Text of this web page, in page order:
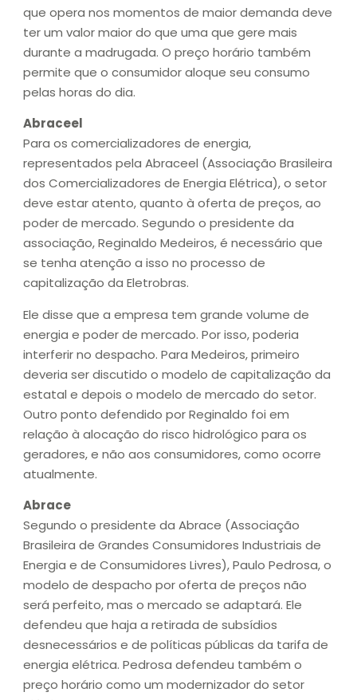
que opera nos momentos de maior demanda deve
ter um valor maior do que uma que gere mais
durante a madrugada. O preço horário também
permite que o consumidor aloque seu consumo
pelas horas do dia.
Abraceel
Para os comercializadores de energia,
representados pela Abraceel (Associação Brasileira
dos Comercializadores de Energia Elétrica), o setor
deve estar atento, quanto à oferta de preços, ao
poder de mercado. Segundo o presidente da
associação, Reginaldo Medeiros, é necessário que
se tenha atenção a isso no processo de
capitalização da Eletrobras.
Ele disse que a empresa tem grande volume de
energia e poder de mercado. Por isso, poderia
interferir no despacho. Para Medeiros, primeiro
deveria ser discutido o modelo de capitalização da
estatal e depois o modelo de mercado do setor.
Outro ponto defendido por Reginaldo foi em
relação à alocação do risco hidrológico para os
geradores, e não aos consumidores, como ocorre
atualmente.
Abrace
Segundo o presidente da Abrace (Associação
Brasileira de Grandes Consumidores Industriais de
Energia e de Consumidores Livres), Paulo Pedrosa, o
modelo de despacho por oferta de preços não
será perfeito, mas o mercado se adaptará. Ele
defendeu que haja a retirada de subsídios
desnecessários e de políticas públicas da tarifa de
energia elétrica. Pedrosa defendeu também o
preço horário como um modernizador do setor